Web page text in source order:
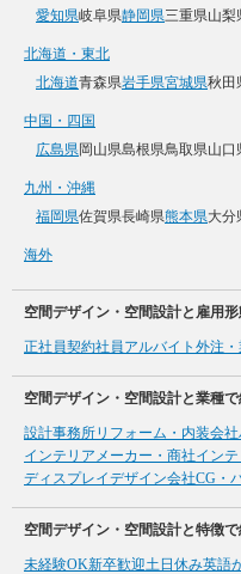
愛知県岐阜県静岡県三重県山梨
北海道・東北
北海道青森県岩手県宮城県秋田
中国・四国
広島県岡山県島根県鳥取県山口
九州・沖縄
福岡県佐賀県長崎県熊本県大分
海外
空間デザイン・空間設計と雇用
正社員契約社員アルバイト 外注
空間デザイン・空間設計と業種
設計事務所リフォーム・内装会社
インテリアメーカー・商社イン
ディスプレイデザイン会社CG・
空間デザイン・空間設計と特徴
未経験OK新卒歓迎土日休み英語